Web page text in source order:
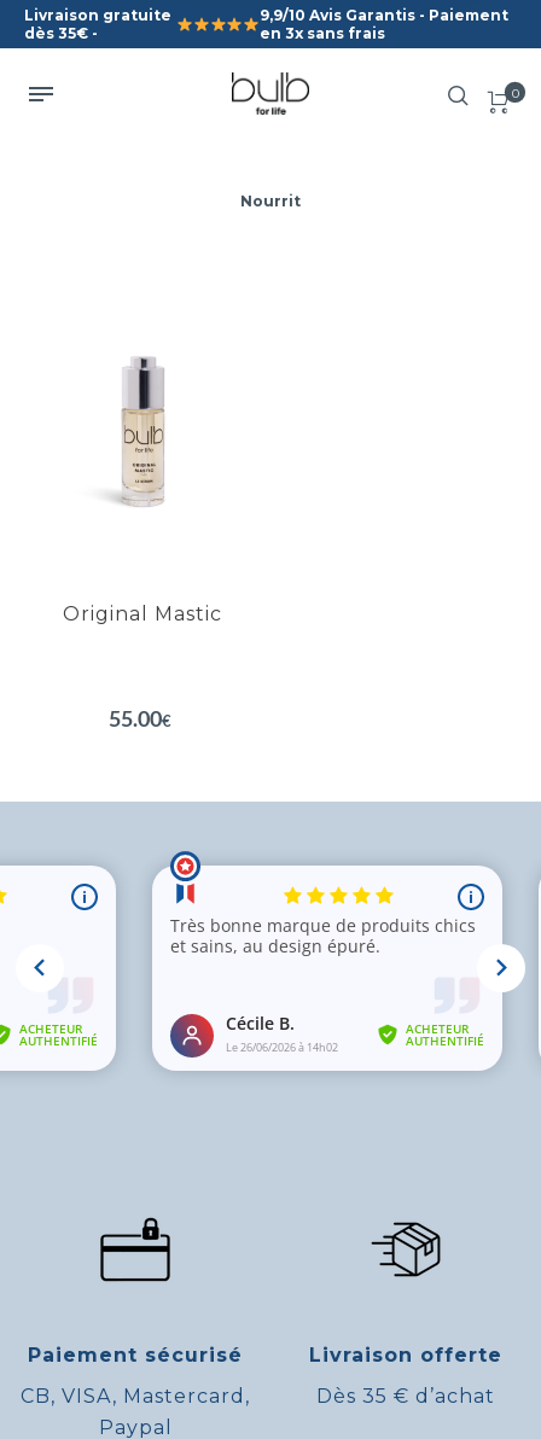
Livraison gratuite
dès 35€ -
9,9/10 Avis Garantis - Paiement
en 3x sans frais
0
Nourrit
Original Mastic
55.00€
Original
Mastic
Unifie et illumine le teint
Hydrate et adoucit votre
Paiement sécurisé
CB, VISA, Mastercard,
Paypal
Livraison offerte
Dès 35 € d’achat